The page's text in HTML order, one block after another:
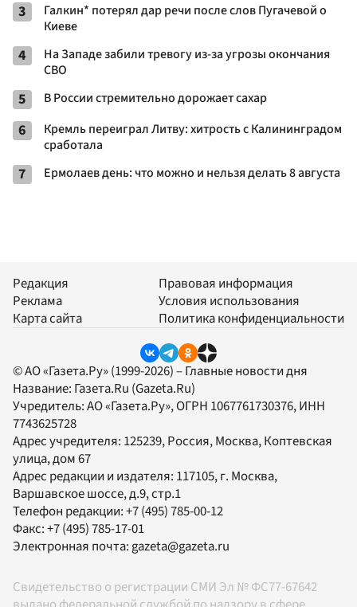
3
Галкин* потерял дар речи после слов Пугачевой о
Киеве
4
На Западе забили тревогу из-за угрозы окончания
СВО
5 В России стремительно дорожает сахар
6
Кремль переиграл Литву: хитрость с Калининградом
сработала
7 Ермолаев день: что можно и нельзя делать 8 августа
Редакция
Реклама
Карта сайта
Правовая информация
Условия использования
Политика конфиденциальности
© АО «Газета.Ру» (1999-2026) – Главные новости дня
Название: Газета.Ru (Gazeta.Ru)
Учредитель:АО «Газета.Ру», ОГРН 1067761730376, ИНН
7743625728
Адрес учредителя: 125239, Россия, Москва, Коптевская
улица, дом 67
Адрес редакции и издателя: 117105, г. Москва,
Варшавское шоссе, д.9, стр.1
Телефон редакции:+7 (495) 785-00-12
Факс:+7 (495) 785-17-01
Электронная почта:gazeta@gazeta.ru
Свидетельство о регистрации СМИ Эл № ФС77-67642